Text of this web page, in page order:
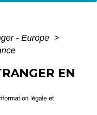
- Europe >
EN
légale et